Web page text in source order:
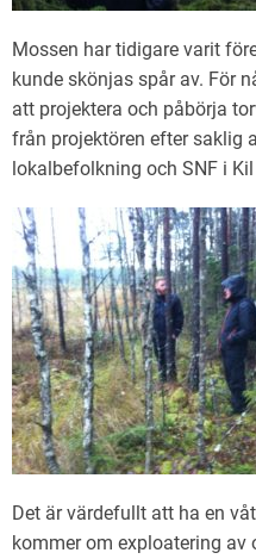
Mossen har tidigare varit
kunde skönjas spår av. För
att projektera och påbörja
från projektören efter saklig
lokalbefolkning och SNF i
Det är värdefullt att ha en
kommer om exploatering av